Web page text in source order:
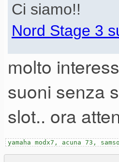
Ci siamo!!
Nord Stage 3
NORD STAGE
The Nord
series
performing
molto
suoni senza
slot.. ora
yamaha modx7, acuna 73,